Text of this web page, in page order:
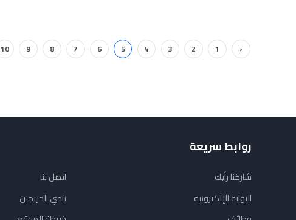
‹
1
2
3
4
5
6
7
8
9
10
روابط سريعة
شاركنا رأيك
البوابة الإلكترونية
اتصل بنا
نادي الخريجين